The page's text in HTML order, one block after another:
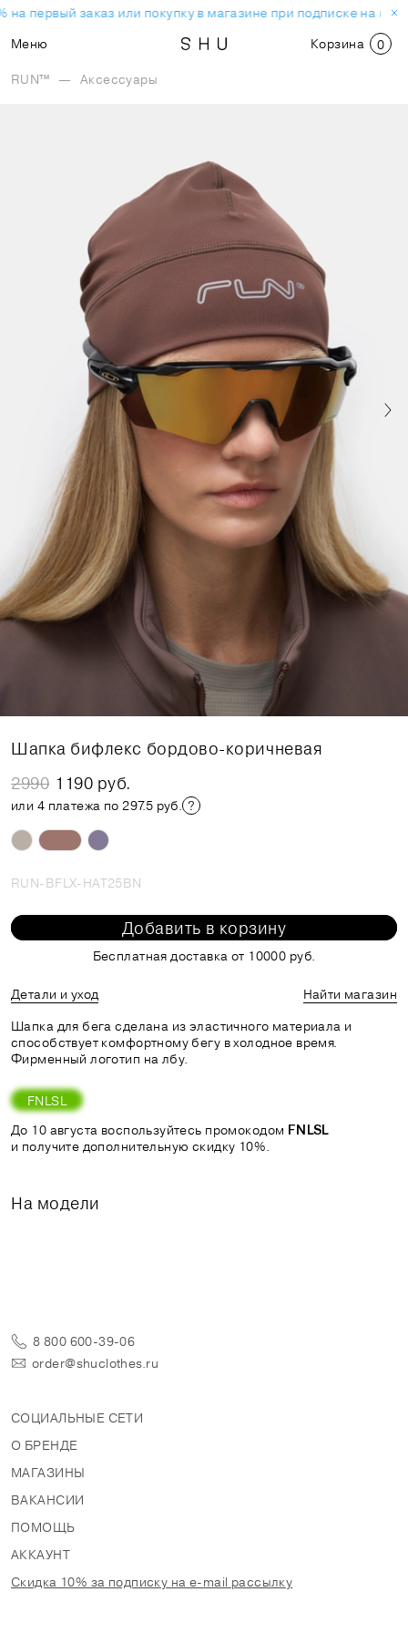
на первый заказ или покупку в магазине при подписке на
Меню
Корзина 0
RUN™ — Аксессуары
Шапка бифлекс бордово-коричневая
2990 1190 руб.
или 4 платежа по 297.5 руб.
RUN-BFLX-HAT25BN
Добавить в корзину
Бесплатная доставка от 10000 руб.
Детали и уход
Найти магазин
Шапка для бега сделана из эластичного материала и
способствует комфортному бегу в холодное время.
Фирменный логотип на лбу.
FNLSL
До 10 августа воспользуйтесь промокодом FNLSL
и получите дополнительную скидку 10%.
На модели
8 800 600-39-06
order@shuclothes.ru
СОЦИАЛЬНЫЕ СЕТИ
О БРЕНДЕ
МАГАЗИНЫ
ВАКАНСИИ
ПОМОЩЬ
АККАУНТ
Скидка 10% за подписку на e-mail рассылку